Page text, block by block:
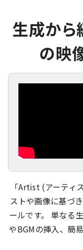
生成から
の映
「Artist (アーティ
ストや画像に基づ
ールです。 単なる
やBGMの挿入、簡